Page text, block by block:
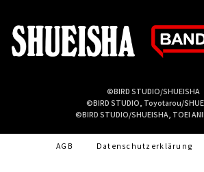
©BIRD STUDIO/SHUEISHA
©BIRD STUDIO, Toyotarou/
©BIRD STUDIO/SHUEISHA, TOEI
AGB Datenschutzerklärung